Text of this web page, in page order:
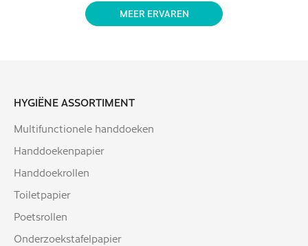
MEER ERVAREN
HYGIËNE ASSORTIMENT
Multifunctionele handdoeken
Handdoekenpapier
Handdoekrollen
Toiletpapier
Poetsrollen
Onderzoekstafelpapier